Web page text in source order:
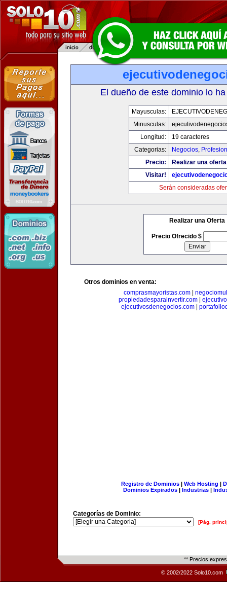
El dueño de este dominio lo
Mayusculas:
Minusculas:
Longitud:
19 caracteres
Categorias:
Negocios,
Precio:
Realizar una
Visitar!
Serán consideradas
Realizar una Oferta
Precio Ofrecido $
Otros dominios en venta:
comprasmayoristas.com
propiedadesparainvertir.com
ejecutivosdenegocios.com|
Registro de Dominios| Web Hosting |
Dominios Expirados | Industrias |
Categorías de Dominio:
[Pág.
** Precios
© 2002/2022 Solo10.com